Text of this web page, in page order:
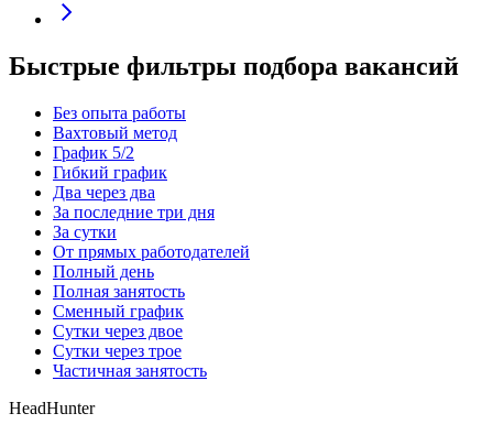
Быстрые фильтры подбора вакансий
Без опыта работы
Вахтовый метод
График 5/2
Гибкий график
Два через два
За последние три дня
За сутки
От прямых работодателей
Полный день
Полная занятость
Сменный график
Сутки через двое
Сутки через трое
Частичная занятость
HeadHunter